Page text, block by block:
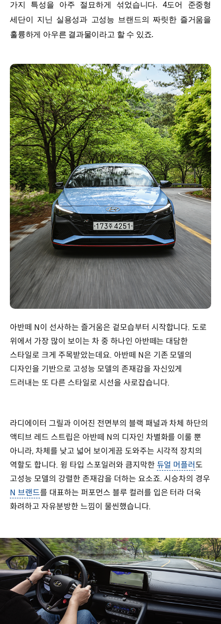
가지 특성을 아주 절묘하게 섞었습니다. 4도어 준중형
세단이 지닌 실용성과 고성능 브랜드의 짜릿한 즐거움을
훌륭하게 아우른 결과물이라고 할 수 있죠.
아반떼 N이 선사하는 즐거움은 겉모습부터 시작합니다. 도로
위에서 가장 많이 보이는 차 중 하나인 아반떼는 대담한
스타일로 크게 주목받았는데요. 아반떼 N은 기존 모델의
디자인을 기반으로 고성능 모델의 존재감을 자신있게
드러내는 또 다른 스타일로 시선을 사로잡습니다.
라디에이터 그릴과 이어진 전면부의 블랙 패널과 차체 하단의
액티브 레드 스트립은 아반떼 N의 디자인 차별화를 이룰 뿐
아니라, 차체를 낮고 넓어 보이게끔 도와주는 시각적 장치의
역할도 합니다. 윙 타입 스포일러와 큼지막한 듀얼 머플러도
고성능 모델의 강렬한 존재감을 더하는 요소죠. 시승차의 경우
N 브랜드를 대표하는 퍼포먼스 블루 컬러를 입은 터라 더욱
화려하고 자유분방한 느낌이 물씬했습니다.